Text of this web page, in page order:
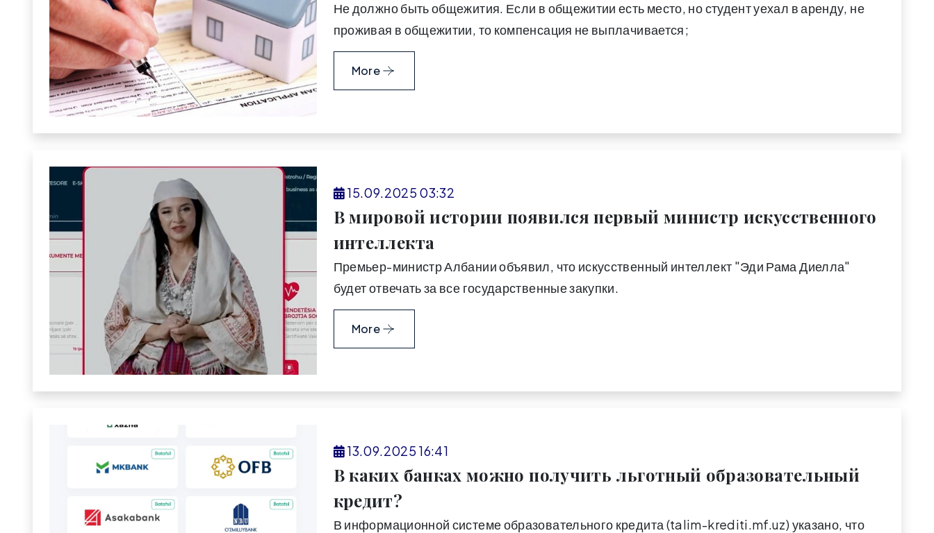
Не должно быть общежития. Если в общежитии есть место, но студент уехал в аренду, не
проживая в общежитии, то компенсация не выплачивается;
More
15.09.2025 03:32
В мировой истории появился первый министр искусственного
интеллекта
Премьер-министр Албании объявил, что искусственный интеллект "Эди Рама Диелла"
будет отвечать за все государственные закупки.
More
13.09.2025 16:41
В каких банках можно получить льготный образовательный
кредит?
В информационной системе образовательного кредита (talim-krediti.mf.uz) указано, что